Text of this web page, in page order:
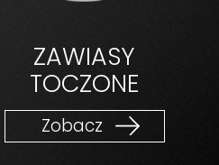
ZAWIASY
TOCZONE
Zobacz